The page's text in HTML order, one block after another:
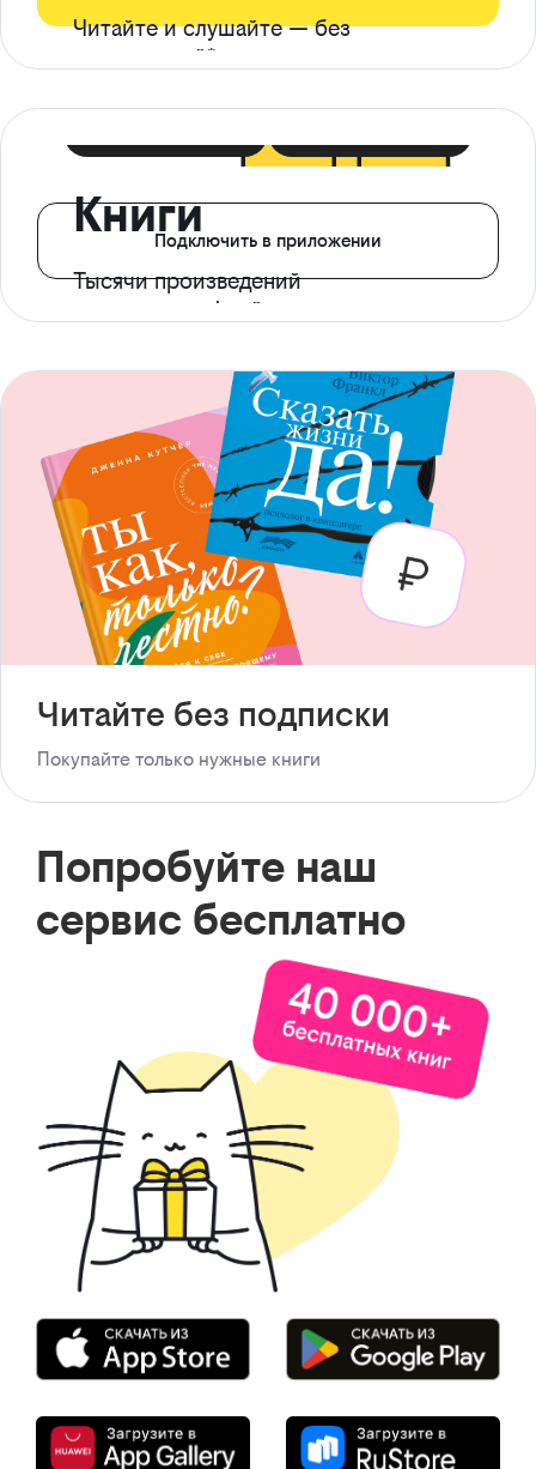
Читайте и слушайте — без
ограничений*
Книги
Тысячи произведений
с доступом офлайн
Подключить в приложении
Читайте без подписки
Покупайте только нужные книги
Попробуйте наш
сервис бесплатно